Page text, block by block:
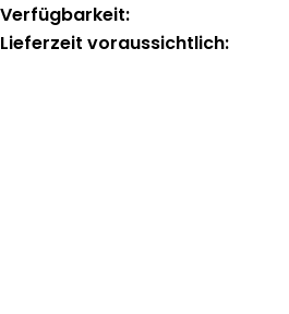
Verfügbarkeit:
Lieferzeit voraussichtlich: